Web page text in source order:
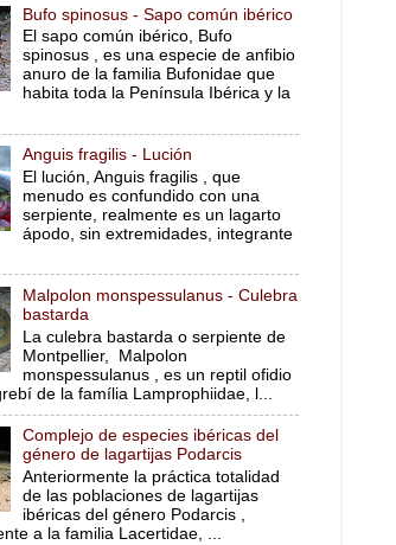
Bufo spinosus - Sapo común ibérico
El sapo común ibérico, Bufo
spinosus , es una especie de anfibio
anuro de la familia Bufonidae que
habita toda la Península Ibérica y la
Anguis fragilis - Lución
El lución, Anguis fragilis , que
menudo es confundido con una
serpiente, realmente es un lagarto
ápodo, sin extremidades, integrante
Malpolon monspessulanus - Culebra
bastarda
La culebra bastarda o serpiente de
Montpellier, Malpolon
monspessulanus , es un reptil ofidio
de la família Lamprophiidae, l...
Complejo de especies ibéricas del
género de lagartijas Podarcis
Anteriormente la práctica totalidad
de las poblaciones de lagartijas
ibéricas del género Podarcis ,
a la familia Lacertidae, ...